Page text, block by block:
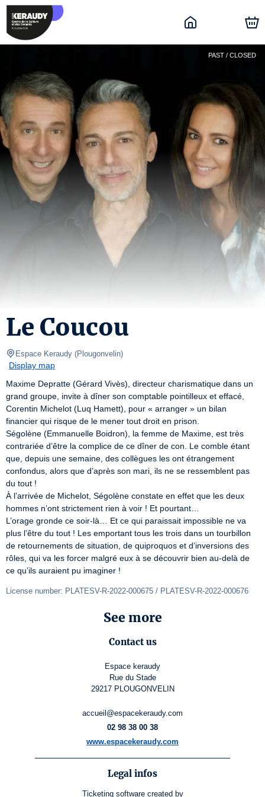
PAST / CLOSED
Le Coucou
Espace Keraudy (Plougonvelin)
Display map
Maxime Depratte (Gérard Vivès), directeur charismatique dans un
grand groupe, invite à dîner son comptable pointilleux et effacé,
Corentin Michelot (Luq Hamett), pour « arranger » un bilan
financier qui risque de le mener tout droit en prison.
Ségolène (Emmanuelle Boidron), la femme de Maxime, est très
contrariée d’être la complice de ce dîner de con. Le comble étant
que, depuis une semaine, des collègues les ont étrangement
confondus, alors que d’après son mari, ils ne se ressemblent pas
du tout !
À l’arrivée de Michelot, Ségolène constate en effet que les deux
hommes n’ont strictement rien à voir ! Et pourtant…
L’orage gronde ce soir-là… Et ce qui paraissait impossible ne va
plus l’être du tout ! Les emportant tous les trois dans un tourbillon
de retournements de situation, de quiproquos et d’inversions des
rôles, qui va les forcer malgré eux à se découvrir bien au-delà de
ce qu’ils auraient pu imaginer !
License number: PLATESV-R-2022-000675 / PLATESV-R-2022-000676
See more
Contact us
Espace keraudy
Rue du Stade
29217 PLOUGONVELIN
accueil@espacekeraudy.com
02 98 38 00 38
www.espacekeraudy.com
Legal infos
Ticketing software created by